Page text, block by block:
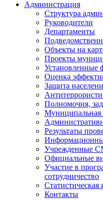
Администрация
Структура
Руководители
Департаменты
Объекты на
Проекты
Установленные
Оценка
Защита
Полномочия,
Муниципальная
Результаты
Учрежденные
Официальные
Участие в
сотрудничество
Контакты